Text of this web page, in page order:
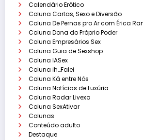
Calendário Erótico
Coluna Cartas, Sexo e Diversão
Coluna De Pernas pro Ar com Érica
Coluna Dona do Próprio Poder
Coluna Empresários Sex
Coluna Guia de Sexshop
Coluna IASex
Coluna ih…Falei
Coluna Ká entre Nós
Coluna Notícias de Luxúria
Coluna Radar Livexa
Coluna SexAtivar
Colunas
Conteúdo adulto
Destaque